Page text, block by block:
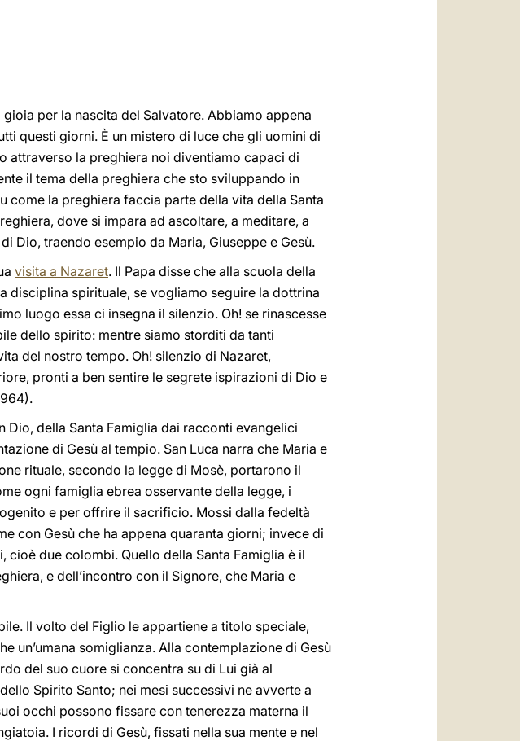
per la nascita del Salvatore. Abbiamo appena
questi giorni. È un mistero di luce che gli uomini di
attraverso la preghiera noi diventiamo capaci di
il tema della preghiera che sto sviluppando in
la preghiera faccia parte della vita della Santa
dove si impara ad ascoltare, a meditare, a
Dio, traendo esempio da Maria, Giuseppe e Gesù.
visita a Nazaret. Il Papa disse che alla scuola della
disciplina spirituale, se vogliamo seguire la dottrina
luogo essa ci insegna il silenzio. Oh! se rinascesse
dello spirito: mentre siamo storditi da tanti
del nostro tempo. Oh! silenzio di Nazaret,
pronti a ben sentire le segrete ispirazioni di Dio e
della Santa Famiglia dai racconti evangelici
di Gesù al tempio. San Luca narra che Maria e
rituale, secondo la legge di Mosè, portarono il
ogni famiglia ebrea osservante della legge, i
e per offrire il sacrificio. Mossi dalla fedeltà
con Gesù che ha appena quaranta giorni; invece di
cioè due colombi. Quello della Santa Famiglia è il
e dell’incontro con il Signore, che Maria e
Il volto del Figlio le appartiene a titolo speciale,
un’umana somiglianza. Alla contemplazione di Gesù
del suo cuore si concentra su di Lui già al
Spirito Santo; nei mesi successivi ne avverte a
occhi possono fissare con tenerezza materna il
I ricordi di Gesù, fissati nella sua mente e nel